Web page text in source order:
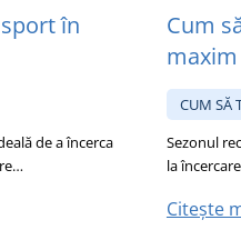
în
de a încerca
Cum
CUM SĂ
Sezonul
la
Citește